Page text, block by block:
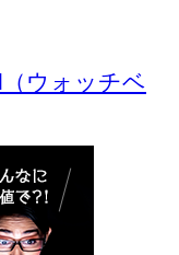
ウォッチベ